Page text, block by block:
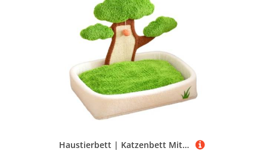
Haustierbett | Katzenbett Mit Topfbaum Design Mit Plüschball Und Kratzbrett,Abnehmbarer Waschbarer Haustierhöhle Zum Schlafen Wohnzimmer Schlafzimmer Neben | Nachttisch Haus